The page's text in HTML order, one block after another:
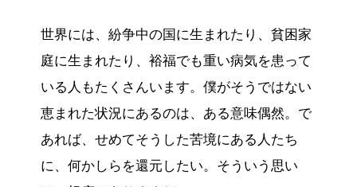
世界には、紛争中の国に生まれたり、貧困家
庭に生まれたり、裕福でも重い病気を患って
いる人もたくさんいます。僕がそうではない
恵まれた状況にあるのは、ある意味偶然。で
あれば、せめてそうした苦境にある人たち
に、何かしらを還元したい。そういう思い